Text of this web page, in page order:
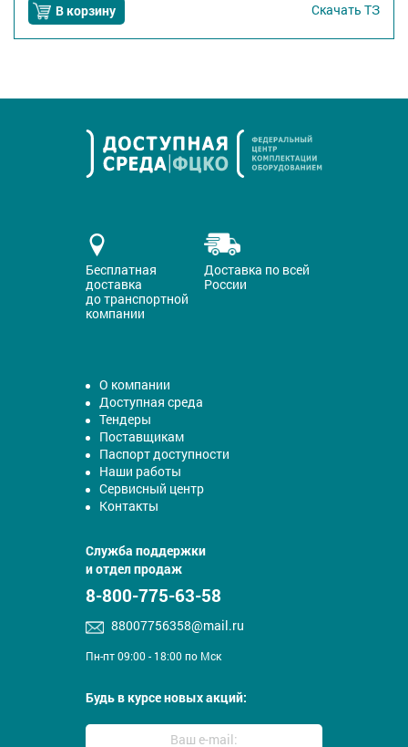
В корзину Скачать ТЗ
Бесплатная
доставка
до транспортной
компании
Доставка по всей
России
О компании
Доступная среда
Тендеры
Поставщикам
Паспорт доступности
Наши работы
Сервисный центр
Контакты
Служба поддержки
и отдел продаж
8-800-775-63-58
88007756358@mail.ru
Пн-пт 09:00 - 18:00 по Мск
Будь в курсе новых акций: